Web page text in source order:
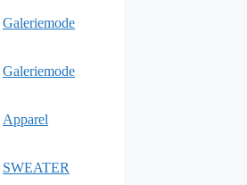
Galeriemode
Galeriemode
Apparel
SWEATER